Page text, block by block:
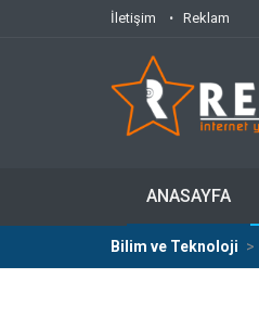
İletişim Reklam
ANASAYFA
Bilim ve Teknoloji